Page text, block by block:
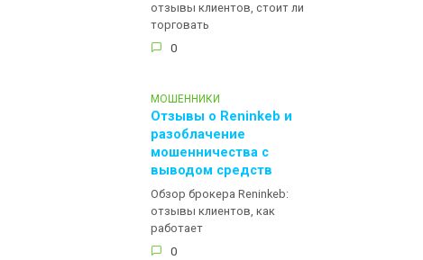
отзывы клиентов, стоит ли
торговать
0
МОШЕННИКИ
Отзывы о Reninkeb и
разоблачение
мошенничества с
выводом средств
Обзор брокера Reninkeb:
отзывы клиентов, как
работает
0